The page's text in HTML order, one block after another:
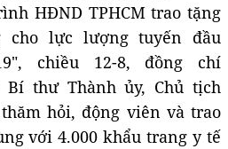
HĐND TPHCM trao tặng
cho lực lượng tuyến đầu
chiều 12-8, đồng chí
Bí thư Thành ủy, Chủ tịch
hỏi, động viên và trao
với 4.000 khẩu trang y tế